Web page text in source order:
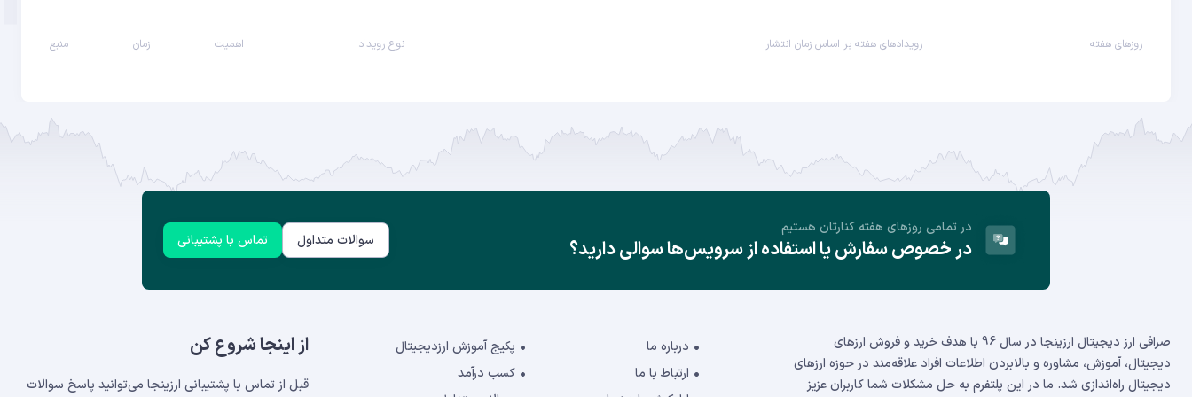
روزهای هفته رویدادهای هفته بر اساس زمان انتشار نوع رویداد اهمیت زمان منبع
در تمامی روز‌های هفته کنارتان هستیم
در خصوص سفارش یا استفاده از سرویس‌ها سوالی دارید؟ سوالات متداول تماس با پشتیبانی
صرافی ارز دیجیتال ارزینجا در سال 96 با هدف خرید و فروش ارزهای
دیجیتال، آموزش، مشاوره و بالابردن اطلاعات افراد علاقه‌مند در حوزه ارزهای
دیجیتال راه‌اندازی شد. ما در این پلتفرم به حل مشکلات شما کاربران عزیز
درباره ما
ارتباط با ما
پکیج آموزش ارزدیجیتال
کسب درآمد
از اینجا شروع کن
قبل از تماس با پشتیبانی ارزینجا می‌توانید پاسخ سوالات